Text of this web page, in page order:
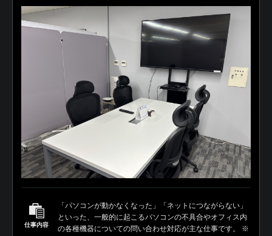
仕事内容
「パソコンが動かなくなった」「ネットにつながらない」
といった、一般的に起こるパソコンの不具合やオフィス内
の各種機器についての問い合わせ対応が主な仕事です。 ※